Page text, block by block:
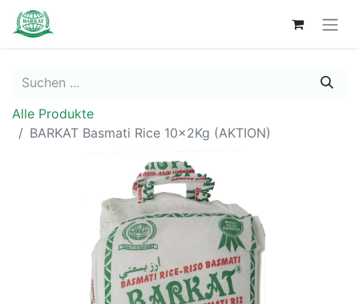
Alle Produkte
BARKAT Basmati Rice 10x2Kg (AKTION)